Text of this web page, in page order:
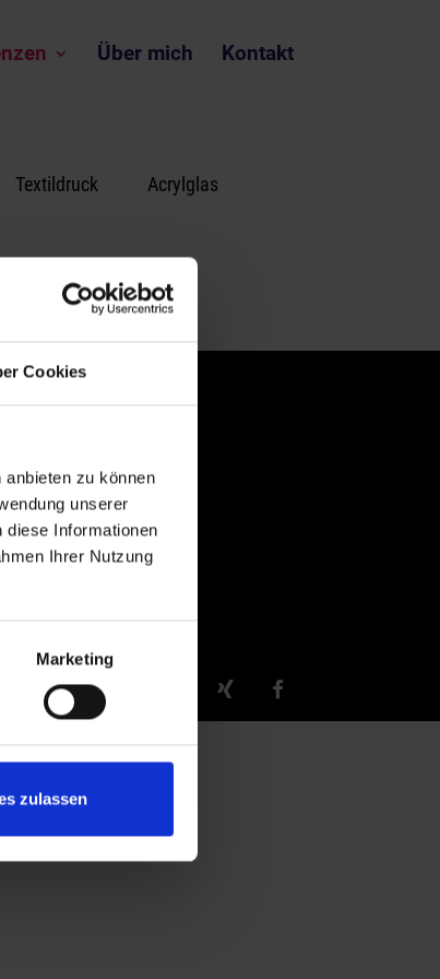
Cookies
zu können
unserer
diese Informationen
Ihrer Nutzung
Marketing
zulassen
Über mich Kontakt
Textildruck Acrylglas